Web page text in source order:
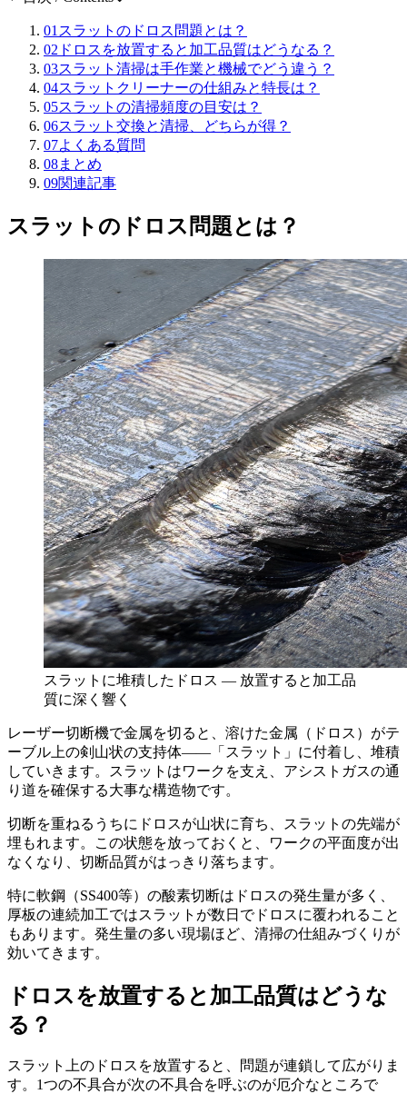
01 スラットのドロス問題とは？
02 ドロスを放置すると加工品質はどうなる？
03スラット清掃は手作業と機械でどう違う？
04スラットクリーナーの仕組みと特長は？
05スラットの清掃頻度の目安は？
06スラット交換と清掃、どちらが得？
07よくある質問
08まとめ
09関連記事
スラットのドロス問題とは？
スラットに堆積したドロス — 放置すると加工品
質に深く響く
レーザー切断機で金属を切ると、溶けた金属（ドロス）がテ
ーブル上の剣山状の支持体——「スラット」に付着し、堆積
していきます。スラットはワークを支え、アシストガスの通
り道を確保する大事な構造物です。
切断を重ねるうちにドロスが山状に育ち、スラットの先端が
埋もれます。この状態を放っておくと、ワークの平面度が出
なくなり、切断品質がはっきり落ちます。
特に軟鋼（SS400等）の酸素切断はドロスの発生量が多く、
厚板の連続加工ではスラットが数日でドロスに覆われること
もあります。発生量の多い現場ほど、清掃の仕組みづくりが
効いてきます。
ドロスを放置すると加工品質はどうな
る？
スラット上のドロスを放置すると、問題が連鎖して広がりま
す。1つの不具合が次の不具合を呼ぶのが厄介なところで